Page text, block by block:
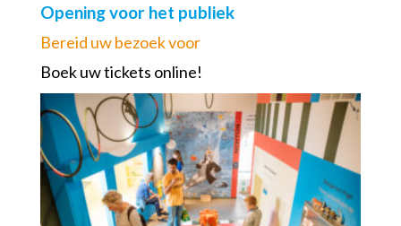
Opening voor het publiek
Bereid uw bezoek voor
Boek uw tickets online!